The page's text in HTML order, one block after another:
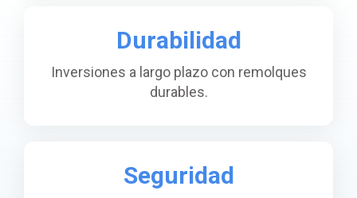
Durabilidad
Inversiones a largo plazo con remolques
durables.
Seguridad